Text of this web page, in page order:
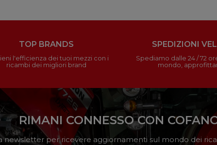
TOP BRANDS
l'efficienza dei tuoi mezzi con i
ricambi dei migliori brand
SPEDIZIONI
Spediamo dalle 24 / 72
mondo,
RIMANI CONNESSO CON
newsletter per ricevere aggiornamenti sul mondo dei